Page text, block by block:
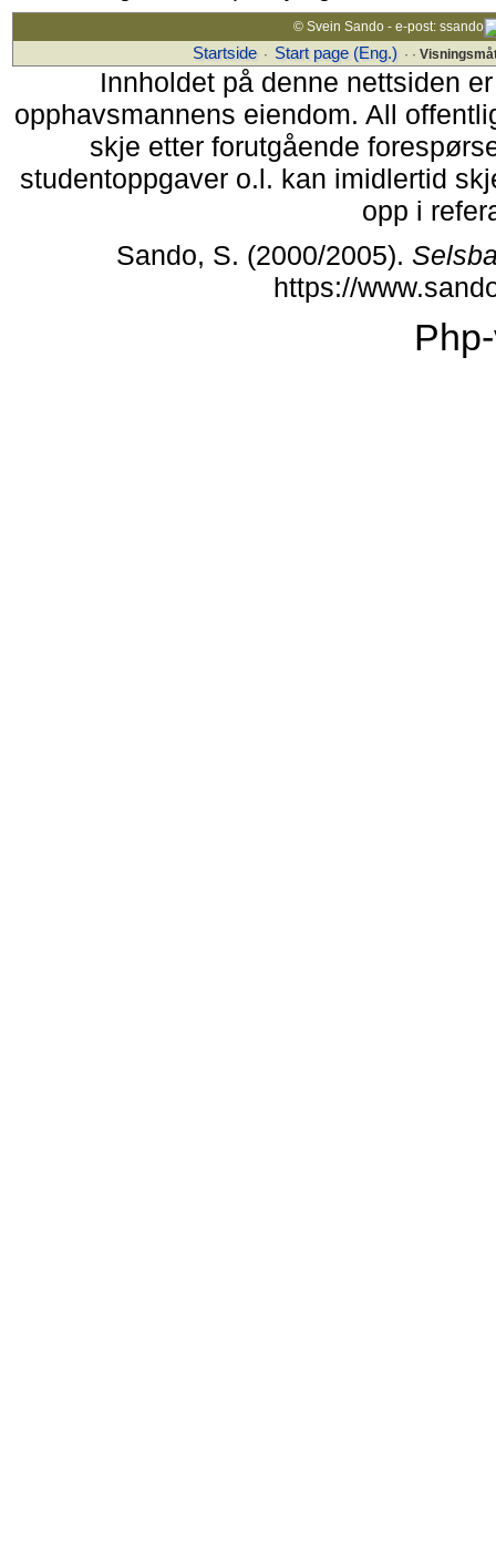
© Svein Sando - e-post: ssando
Startside · Start page (Eng.) · ·
Innholdet på denne nettsiden
opphavsmannens eiendom. All
skje etter forutgående
studentoppgaver o.l. kan imidlertid
opp i
Sando, S. (2000/2005).
https://